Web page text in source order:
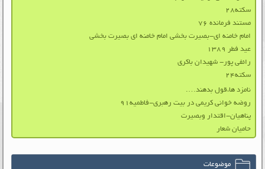
سکته۲۸
مستند فرمانده ۷۶
امام خامنه ای-بصیرت بخشی امام خامنه ای بصیرت بخشی
عید فطر ۱۳۸۹
رائفی پور- شهیدان باکری
سکته۲۴
نامزد ها،قول بدهند….
روضه خوانی کریمی در بیت رهبری-فاطمیه۹۱
پناهیان-اقتدار وبصیرت
حامیان شعار
موضوعات